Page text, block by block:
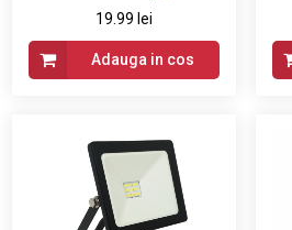
19.99 lei
Adauga in cos